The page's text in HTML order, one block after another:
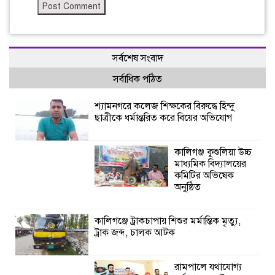
সর্বশেষ সংবাদ
সর্বাধিক পঠিত
শ্যামনগরে কলেজ শিক্ষকের বিরুদ্ধে হিন্দু
ছাত্রীকে ধর্মান্তরিত করে বিয়ের অভিযোগ
কালিগঞ্জ কুশুলিয়া উচ্চ
মাধ্যমিক বিদ্যালয়ের
কমিটির অভিষেক
অনুষ্ঠিত
কালিগঞ্জে ট্রাকচাপায় শিশুর মর্মান্তিক মৃত্যু,
ট্রাক জব্দ, চালক আটক
রামপালে যথাযোগ্য